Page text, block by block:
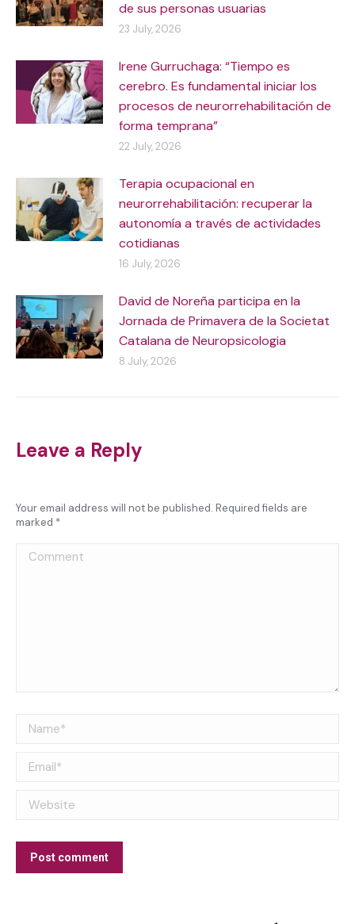
de sus personas usuarias
23 July, 2026
Irene Gurruchaga: “Tiempo es
cerebro. Es fundamental iniciar los
procesos de neurorrehabilitación de
forma temprana”
22 July, 2026
Terapia ocupacional en
neurorrehabilitación: recuperar la
autonomía a través de actividades
cotidianas
16 July, 2026
David de Noreña participa en la
Jornada de Primavera de la Societat
Catalana de Neuropsicologia
8 July, 2026
Leave a Reply
Your email address will not be published. Required fields are
marked *
Comment
Name *
Email *
Website
Post comment